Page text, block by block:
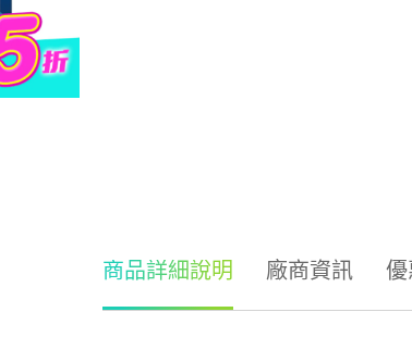
商品詳細說明 廠商資訊